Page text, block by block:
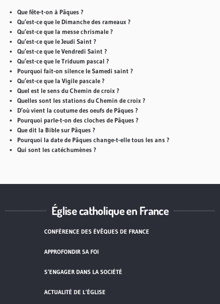
Que fête-t-on à Pâques ?
Qu’est-ce que le Dimanche des rameaux ?
Qu’est-ce que la messe chrismale ?
Qu’est-ce que le Jeudi Saint ?
Qu’est-ce que le Vendredi Saint ?
Qu’est-ce que le Triduum pascal ?
Pourquoi fait-on silence le Samedi saint ?
Qu’est-ce que la Vigile pascale ?
Quel est le sens du Chemin de croix ?
Quelles sont les stations du Chemin de croix ?
D’où vient la coutume des oeufs de Pâques ?
Pourquoi parle-t-on des cloches de Pâques ?
Que dit la Bible sur Pâques ?
Pourquoi la date de Pâques change-t-elle tous les ans ?
Qui sont les catéchumènes ?
Église catholique en France
CONFÉRENCE DES ÉVÊQUES DE FRANCE
APPROFONDIR SA FOI
S’ENGAGER DANS LA SOCIÉTÉ
ACTUALITÉ DE L’ÉGLISE